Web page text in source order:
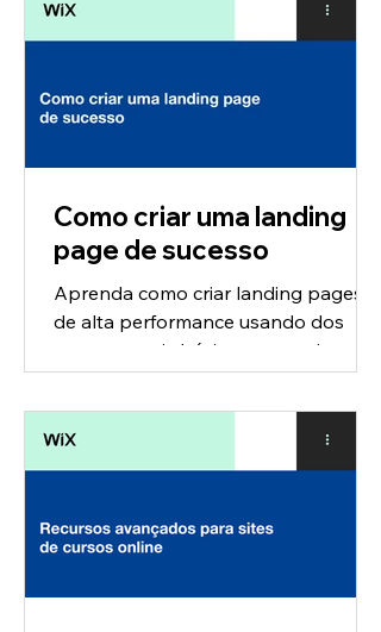
Como criar uma landing
page de sucesso
Aprenda como criar landing pages
de alta performance usando dos
recursos mais básicos aos mais
avançados. Não importa qual o tipo
do seu...